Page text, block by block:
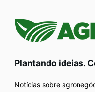
Plantando ideias.
Notícias sobre